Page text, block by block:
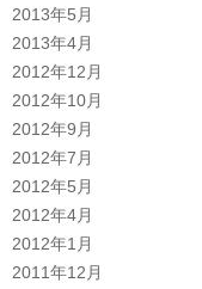
2013年5月
2013年4月
2012年12月
2012年10月
2012年9月
2012年7月
2012年5月
2012年4月
2012年1月
2011年12月